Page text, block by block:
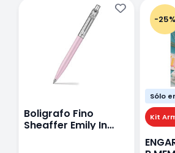
Boligrafo Fino
Sheaffer Emily In
-25%
Sólo
Kit